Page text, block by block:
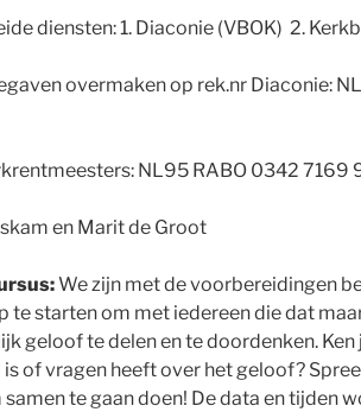
diensten: 1. Diaconie (VBOK) 2.
overmaken op rek.nr Diaconie:
NL95 RABO 0342 7169
en Marit de Groot
:We zijn met de voorbereidingen
te starten om met iedereen die dat
geloof te delen en te doordenken. Ken
isof vragen heeft over het geloof?
te gaan doen! De data entijden